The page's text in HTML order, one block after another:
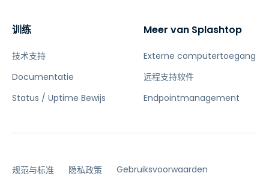
训练
技术支持
Documentatie
Status / Uptime Bewijs
Meer van Splashtop
Externe computertoegang
远程支持软件
Endpointmanagement
规范与标准 隐私政策 Gebruiksvoorwaarden